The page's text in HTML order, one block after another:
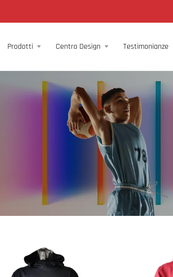
Prodotti Centro Design Testimonianze